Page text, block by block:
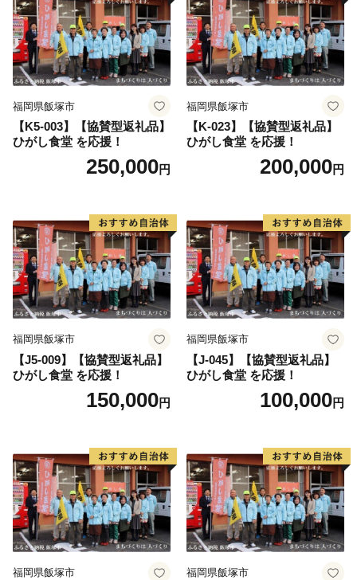
福岡県飯塚市
【K5-003】【協賛型返礼品】
ひがし食堂 を応援！
250,000円
福岡県飯塚市
【K-023】【協賛型返礼品】
ひがし食堂 を応援！
200,000円
福岡県飯塚市
【J5-009】【協賛型返礼品】
ひがし食堂 を応援！
150,000円
福岡県飯塚市
【J-045】【協賛型返礼品】
ひがし食堂 を応援！
100,000円
福岡県飯塚市 福岡県飯塚市